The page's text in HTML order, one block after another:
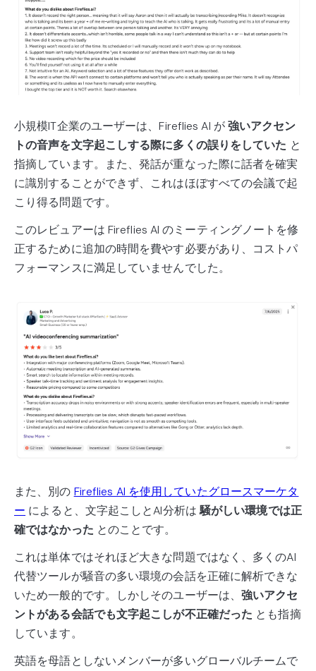
小規模IT企業のユーザーは、Fireflies AI が強いアクセン
トの音声を文字起こしする際に多くの誤りをしていた と
指摘しています。また、発話が重なった際に話者を確実
に識別することができず、これはほぼすべての会議で起
こり得る問題です。
このレビュアーは Fireflies AI のミーティングノートを修
正するために追加の時間を費やす必要があり、コストパ
フォーマンスに満足していませんでした。
また、別の Fireflies AI を使用していたグロースマーケタ
ー によると、文字起こしとAI分析は騒がしい環境では正
確ではなかった とのことです。
これは単体ではそれほど大きな問題ではなく、多くのAI
代替ツールが騒音の多い環境の会話を正確に解析できな
いため一般的です。しかしそのユーザーは、 強いアクセ
ントがある会話でも文字起こしが不正確だった とも指摘
しています。
英語を母語としないメンバーが多いグローバルチームで